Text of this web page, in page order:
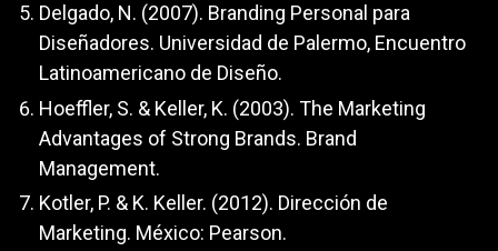
Delgado, N. (2007). Branding Personal para
Diseñadores. Universidad de Palermo, Encuentro
Latinoamericano de Diseño.
Hoeffler, S. & Keller, K. (2003). The Marketing
Advantages of Strong Brands. Brand
Management.
Kotler, P. & K. Keller. (2012). Dirección de
Marketing. México: Pearson.